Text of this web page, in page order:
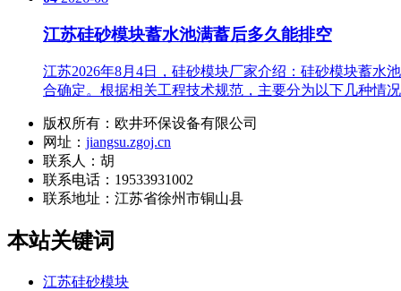
江苏硅砂模块蓄水池满蓄后多久能排空
江苏2026年8月4日，硅砂模块厂家介绍：硅砂模块蓄水
合确定。根据相关工程技术规范，主要分为以下几种情
版权所有：欧井环保设备有限公司
网址： jiangsu.zgoj.cn
联系人：胡
联系电话：19533931002
联系地址： 江苏省徐州市铜山县
本站关键词
江苏硅砂模块